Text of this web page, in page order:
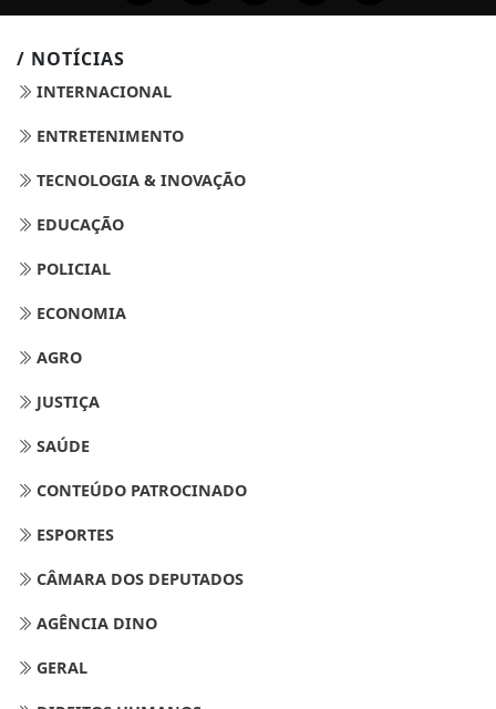
/ NOTÍCIAS
INTERNACIONAL
ENTRETENIMENTO
TECNOLOGIA & INOVAÇÃO
EDUCAÇÃO
POLICIAL
ECONOMIA
AGRO
JUSTIÇA
SAÚDE
CONTEÚDO PATROCINADO
ESPORTES
CÂMARA DOS DEPUTADOS
AGÊNCIA DINO
GERAL